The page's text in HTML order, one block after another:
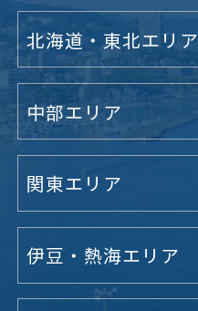
北海道・東北エリア
中部エリア
関東エリア
伊豆・熱海エリア